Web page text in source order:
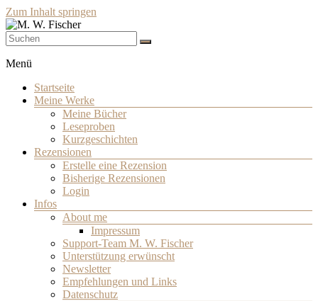
Zum Inhalt springen
Schriftsteller
Menü
Startseite
Meine Werke
Meine Bücher
Leseproben
Kurzgeschichten
Rezensionen
Erstelle eine Rezension
Bisherige Rezensionen
Login
Infos
About me
Impressum
Support-Team M. W. Fischer
Unterstützung erwünscht
Newsletter
Empfehlungen und Links
Datenschutz